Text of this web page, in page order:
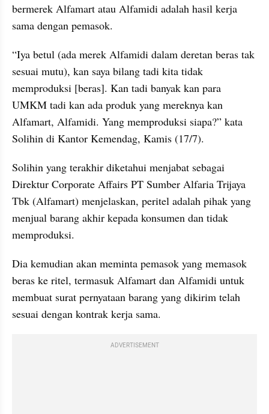
bermerek Alfamart atau Alfamidi adalah hasil kerja
sama dengan pemasok.
“Iya betul (ada merek Alfamidi dalam deretan beras tak
sesuai mutu), kan saya bilang tadi kita tidak
memproduksi [beras]. Kan tadi banyak kan para
UMKM tadi kan ada produk yang mereknya kan
Alfamart, Alfamidi. Yang memproduksi siapa?” kata
Solihin di Kantor Kemendag, Kamis (17/7).
Solihin yang terakhir diketahui menjabat sebagai
Direktur Corporate Affairs PT Sumber Alfaria Trijaya
Tbk (Alfamart) menjelaskan, peritel adalah pihak yang
menjual barang akhir kepada konsumen dan tidak
memproduksi.
Dia kemudian akan meminta pemasok yang memasok
beras ke ritel, termasuk Alfamart dan Alfamidi untuk
membuat surat pernyataan barang yang dikirim telah
sesuai dengan kontrak kerja sama.
ADVERTISEMENT